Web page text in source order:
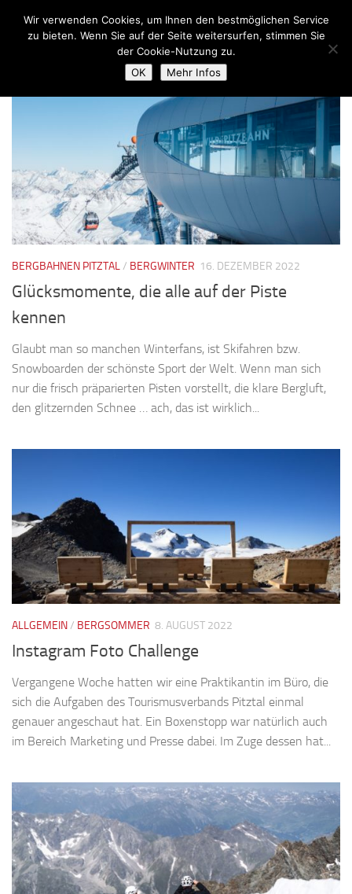
Zum Inhalt springen
HOCHZEIGER
BERGBAHNEN PITZTAL/ BERGWINTER 16. DEZEMBER 2022
Glücksmomente, die alle auf der Piste
kennen
Glaubt man so manchen Winterfans, ist Skifahren bzw.
Snowboarden der schönste Sport der Welt. Wenn man sich
nur die frisch präparierten Pisten vorstellt, die klare Bergluft,
den glitzernden Schnee … ach, das ist wirklich...
ALLGEMEIN/ BERGSOMMER 8. AUGUST 2022
Instagram Foto Challenge
Vergangene Woche hatten wir eine Praktikantin im Büro, die
sich die Aufgaben des Tourismusverbands Pitztal einmal
genauer angeschaut hat. Ein Boxenstopp war natürlich auch
im Bereich Marketing und Presse dabei. Im Zuge dessen hat...
Wir verwenden Cookies, um Ihnen den bestmöglichen Service
zu bieten. Wenn Sie auf der Seite weitersurfen, stimmen Sie
der Cookie-Nutzung zu.
OK
Mehr Infos